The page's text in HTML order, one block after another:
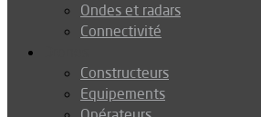
Ondes et radars
Connectivité
Constructeurs
Equipements